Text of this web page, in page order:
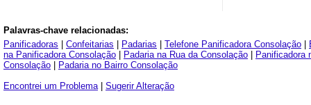
Palavras-chave relacionadas:
Panificadoras
Confeitarias Padarias Telefone Panificadora Consolação
na Panificadora Consolação
Padaria na Rua da Consolação
Panificadora
Consolação
Padaria no Bairro Consolação
Encontrei um Problema| Sugerir Alteração